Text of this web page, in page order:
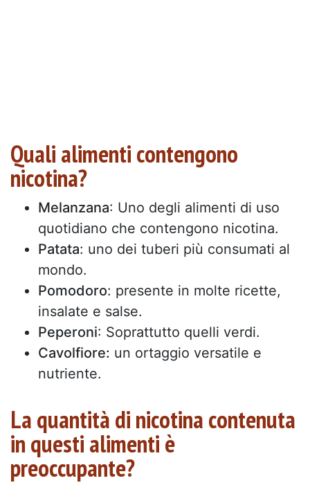
Quali alimenti contengono
nicotina?
Melanzana: Uno degli alimenti di uso
quotidiano che contengono nicotina.
Patata: uno dei tuberi più consumati al
mondo.
Pomodoro: presente in molte ricette,
insalate e salse.
Peperoni: Soprattutto quelli verdi.
Cavolfiore: un ortaggio versatile e
nutriente.
La quantità di nicotina contenuta
in questi alimenti è
preoccupante?